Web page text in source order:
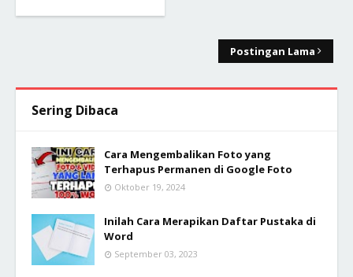
Postingan Lama
Sering Dibaca
Cara Mengembalikan Foto yang
Terhapus Permanen di Google Foto
Oktober 19, 2024
Inilah Cara Merapikan Daftar Pustaka di
Word
September 03, 2023